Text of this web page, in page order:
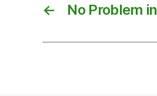
← No Problem